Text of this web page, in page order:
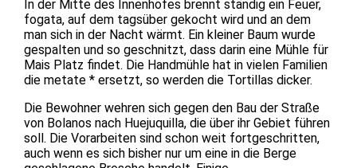
In der Mitte des Innenhofes brennt ständig ein Feuer,
fogata, auf dem tagsüber gekocht wird und an dem
man sich in der Nacht wärmt. Ein kleiner Baum wurde
gespalten und so geschnitzt, dass darin eine Mühle für
Mais Platz findet. Die Handmühle hat in vielen Familien
die metate * ersetzt, so werden die Tortillas dicker.
Die Bewohner wehren sich gegen den Bau der Straße
von Bolanos nach Huejuquilla, die über ihr Gebiet führen
soll. Die Vorarbeiten sind schon weit fortgeschritten,
auch wenn es sich bisher nur um eine in die Berge